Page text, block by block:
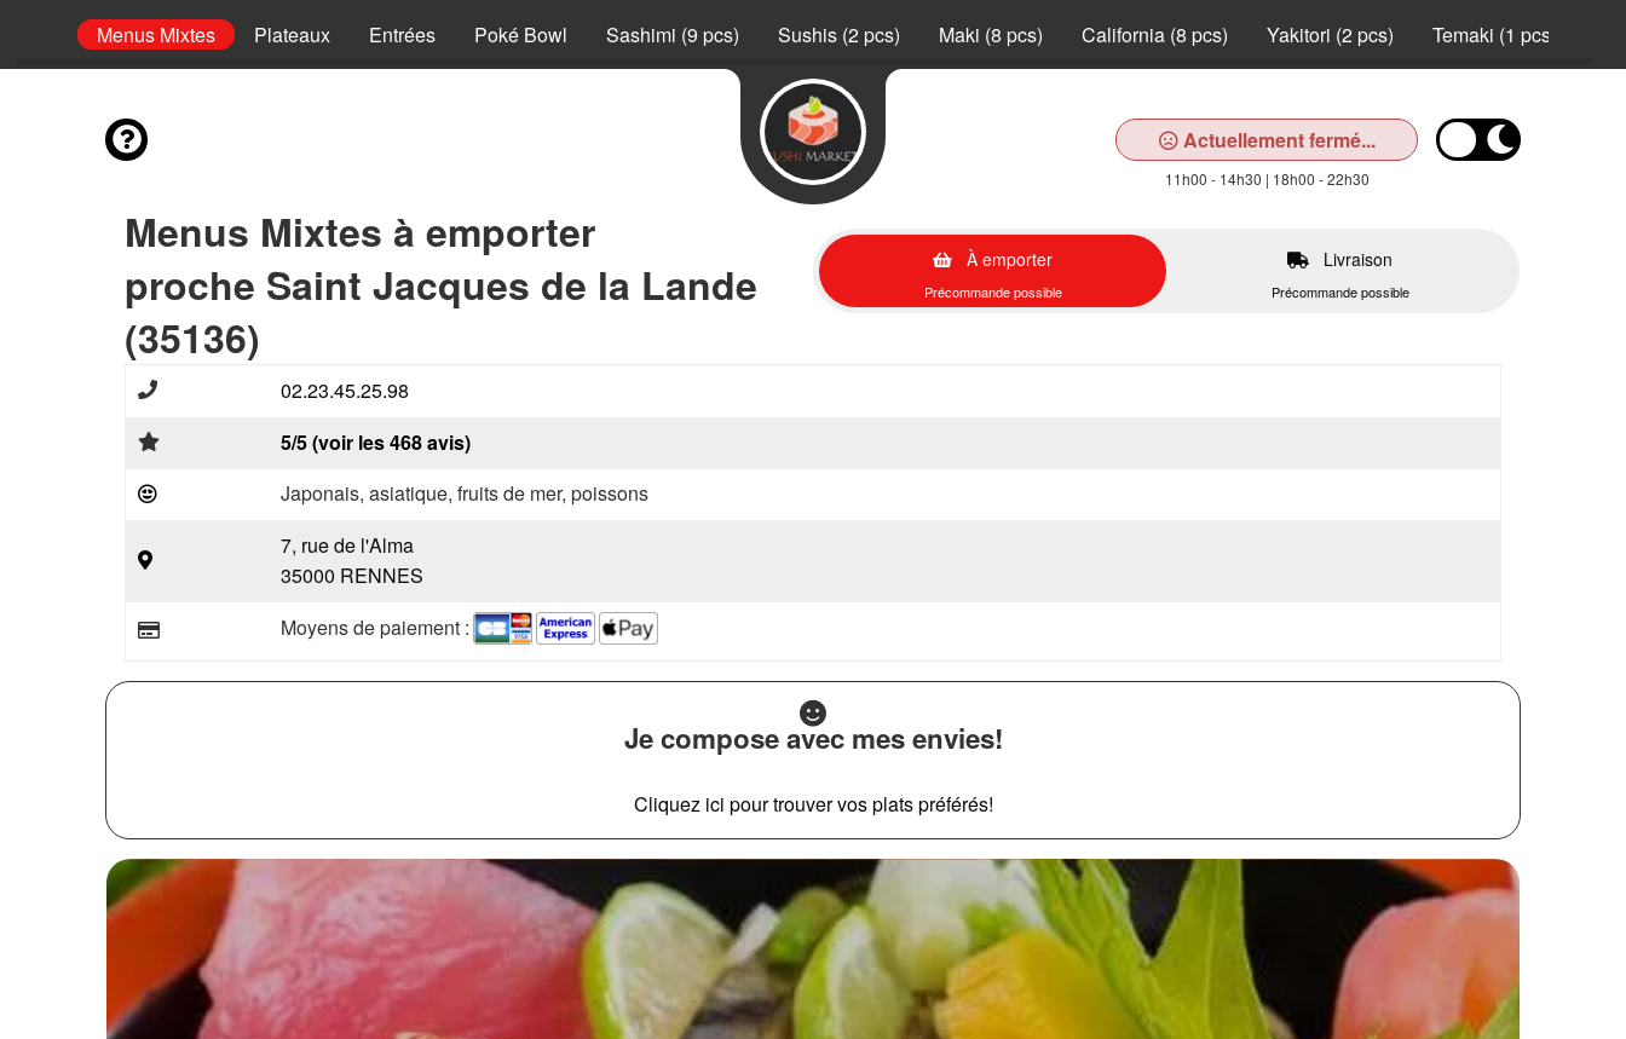
Menus Mixtes Plateaux Entrées Poké Bowl Sashimi (9 pcs) Sushis (2 pcs) Maki (8 pcs) California (8 pcs) Yakitori (2 pcs) Temaki (1 pcs)
Actuellement fermé...
11h00 - 14h30 | 18h00 - 22h30
Menus Mixtes à emporter
proche Saint Jacques de la Lande
(35136)
À emporter
Précommande possible
Livraison
Précommande possible
02.23.45.25.98
5/5 (voir les 468 avis)
Japonais, asiatique, fruits de mer, poissons
7, rue de l'Alma
35000 RENNES
Moyens de paiement :
Je compose avec mes envies!
Cliquez ici pour trouver vos plats préférés!